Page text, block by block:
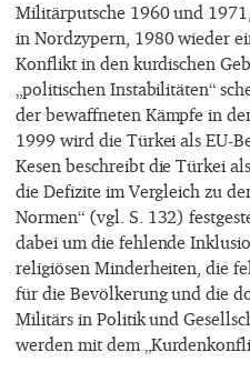
Militärputsche 1960 und
in Nordzypern, 1980 wieder
Konflikt in den kurdischen
„politischen Instabilitäten“
der bewaffneten Kämpfe in
1999 wird die Türkei als EU-
Kesen beschreibt die Türkei
die Defizite im Vergleich zu
Normen“ (vgl. S. 132)
dabei um die fehlende
religiösen Minderheiten, die
für die Bevölkerung und die
Militärs in Politik und
werden mit dem